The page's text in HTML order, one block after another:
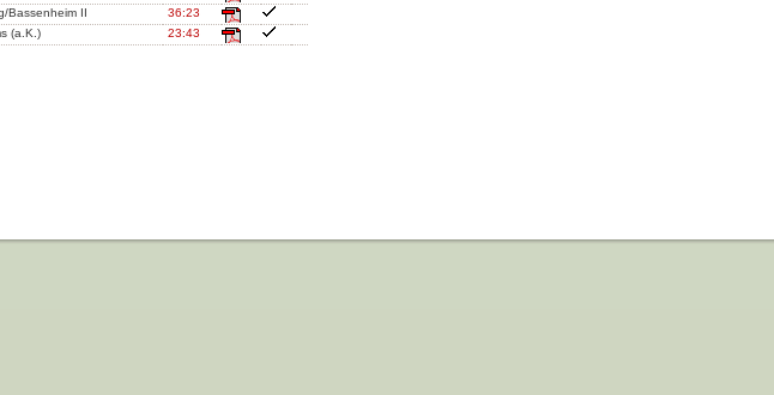
Bassenheim II
36:23
(a.K.) 23:43